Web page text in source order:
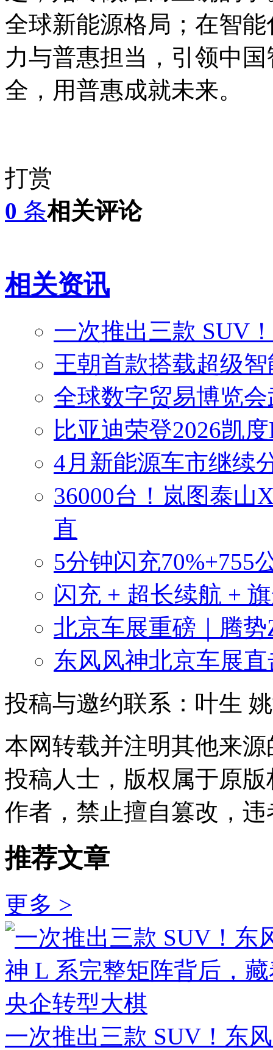
全球新能源格局；在智
力与普惠担当，引领中
全，用普惠成就未来。
打赏
0 条相关评论
相关资讯
一次推出三款 SUV
王朝首款搭载超级
全球数字贸易博览
比亚迪荣登2026凯
4月新能源车市继续
36000台！岚图泰山
直
5分钟闪充70%+755
闪充 + 超长续航 +
北京车展重磅｜腾
东风风神北京车展
投稿与邀约联系：叶生
本网转载并注明其他来
投稿人士，版权属于原
作者，禁止擅自篡改，
推荐文章
更多 >
一次推出三款 SUV！东